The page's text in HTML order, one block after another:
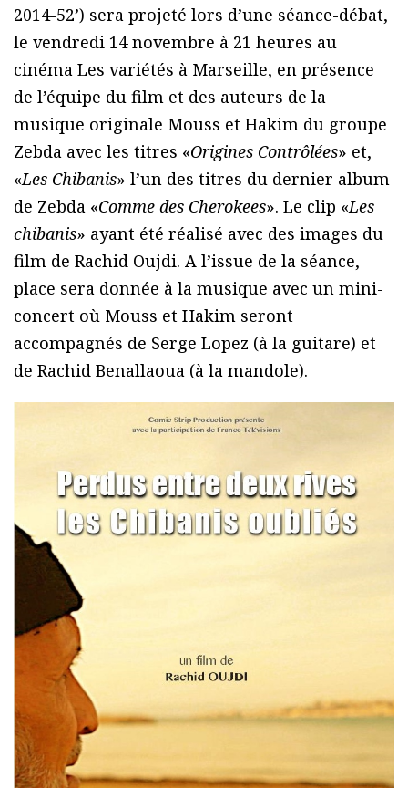
2014-52’) sera projeté lors d’une séance-débat,
le vendredi 14 novembre à 21 heures au
cinéma Les variétés à Marseille, en présence
de l’équipe du film et des auteurs de la
musique originale Mouss et Hakim du groupe
Zebda avec les titres «Origines Contrôlées» et,
«Les Chibanis» l’un des titres du dernier album
de Zebda «Comme des Cherokees». Le clip «Les
chibanis» ayant été réalisé avec des images du
film de Rachid Oujdi. A l’issue de la séance,
place sera donnée à la musique avec un mini-
concert où Mouss et Hakim seront
accompagnés de Serge Lopez (à la guitare) et
de Rachid Benallaoua (à la mandole).